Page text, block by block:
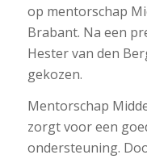
op mentorschap
Brabant. Na een
Hester van den
gekozen.
Mentorschap
zorgt voor een
ondersteuning.